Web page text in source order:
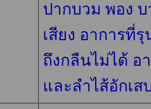
ปากบวม พอง
เสียง อาการที่
ถึงกลืนไม่ได้ อ
และลำไส้อักเส